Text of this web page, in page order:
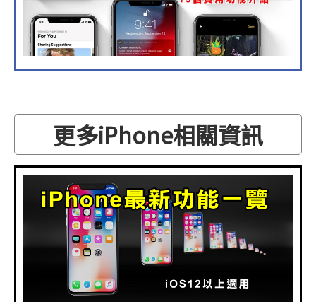
更多iPhone相關資訊